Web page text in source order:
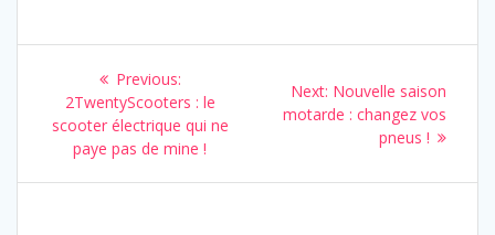
Navigation
de
l’article
Previous:Previous
post:
2TwentyScooters : le
scooter électrique qui ne
paye pas de mine !
Next: Next
post:
Nouvelle saison
motarde : changez vos
pneus !